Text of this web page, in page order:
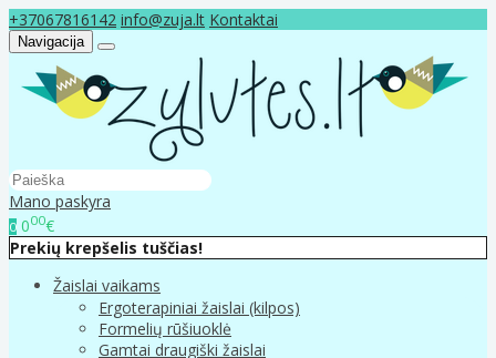
+37067816142 info@zuja.lt Kontaktai
Navigacija
Mano paskyra
0 000€
Prekių krepšelis tuščias!
Žaislai vaikams
Ergoterapiniai žaislai (kilpos)
Formelių rūšiuoklė
Gamtai draugiški žaislai